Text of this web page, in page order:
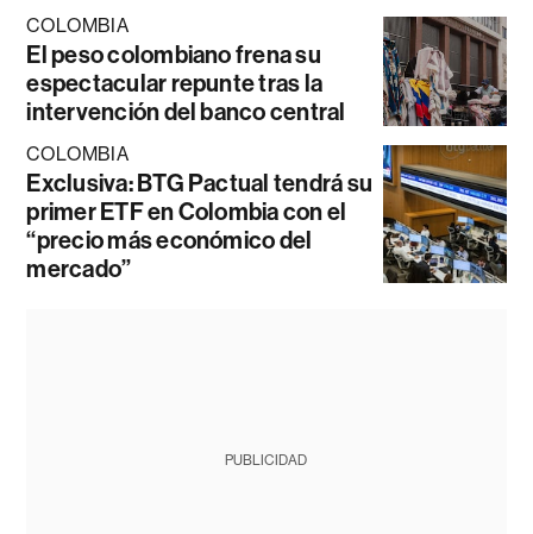
COLOMBIA
El peso colombiano frena su
espectacular repunte tras la
intervención del banco central
COLOMBIA
Exclusiva: BTG Pactual tendrá su
primer ETF en Colombia con el
“precio más económico del
mercado”
PUBLICIDAD